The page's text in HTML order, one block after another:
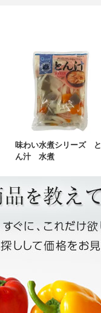
味わい水煮シリーズ と
ん汁 水煮